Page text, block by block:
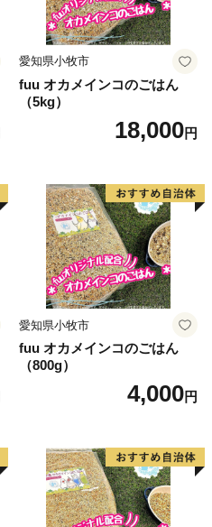
愛知県小牧市
fuu オカメインコのごはん
（5kg）
18,000円
愛知県小牧市
fuu オカメインコのごはん
（800g）
4,000円